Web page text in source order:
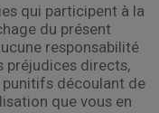
qui participent à la
du présent
responsabilité
préjudices directs,
punitifs découlant de
que vous en